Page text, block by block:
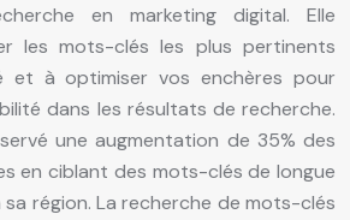
en marketing digital. Elle
les mots-clés les plus pertinents
et à optimiser vos enchères pour
dans les résultats de recherche.
une augmentation de 35% des
en ciblant des mots-clés de longue
région. La recherche de mots-clés